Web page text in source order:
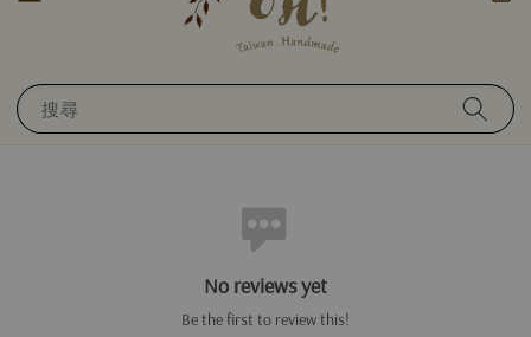
搜尋
No reviews yet
Be the first to review this!